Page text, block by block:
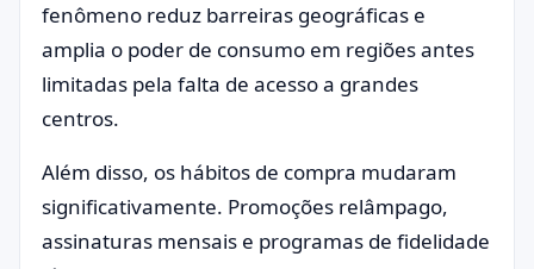
fenômeno reduz barreiras geográficas e
amplia o poder de consumo em regiões antes
limitadas pela falta de acesso a grandes
centros.
Além disso, os hábitos de compra mudaram
significativamente. Promoções relâmpago,
assinaturas mensais e programas de fidelidade